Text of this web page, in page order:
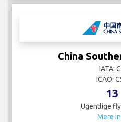
China
IATA:
ICAO:
13
Ugentlige
Mere